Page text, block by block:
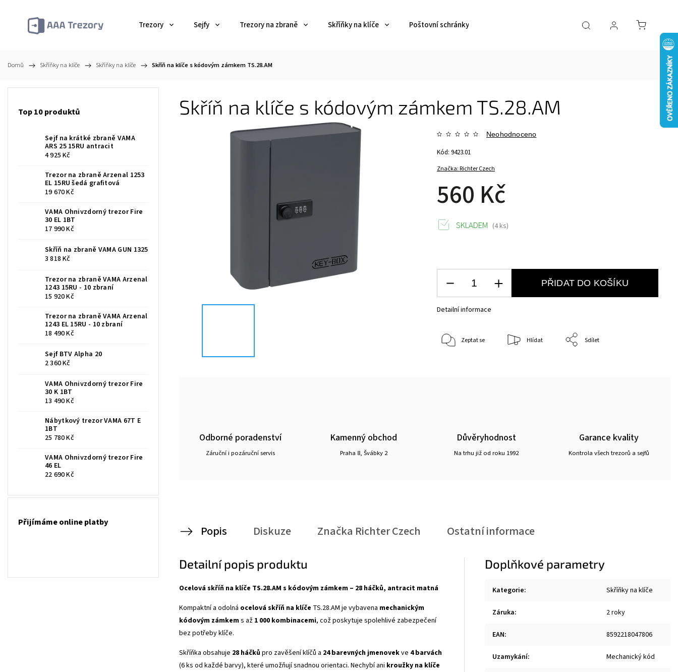
Trezory Sejfy Trezory na zbraně Skříňky na klíče Poštovní schránky Ostatní Akce
Domů / Skříňky na klíče / Skříňky na klíče / Skříň na klíče s kódovým zámkem TS.28.AM
Top 10 produktů
Sejf na krátké zbraně VAMA
ARS 25 15RU antracit
4 925 Kč
Trezor na zbraně Arzenal 1253
EL 15RU šedá grafitová
19 670 Kč
VAMA Ohnivzdorný trezor Fire
30 EL 1BT
17 990 Kč
Skříň na zbraně VAMA GUN 1325
3 818 Kč
Trezor na zbraně VAMA Arzenal
1243 15RU - 10 zbraní
15 920 Kč
Trezor na zbraně VAMA Arzenal
1243 EL 15RU - 10 zbraní
18 490 Kč
Sejf BTV Alpha 20
2 360 Kč
VAMA Ohnivzdorný trezor Fire
30 K 1BT
13 490 Kč
Nábytkový trezor VAMA 67T E
1BT
25 780 Kč
VAMA Ohnivzdorný trezor Fire
46 EL
22 690 Kč
Přijímáme online platby
Skříň na klíče s kódovým zámkem TS.28.AM
Značka:Richter Czech
Neohodnoceno
560 Kč
Kód: 9423.01
SKLADEM (4 ks)
PŘIDAT DO KOŠÍKU
Detailní informace
Zeptat se Hlídat Sdílet
Odborné poradenství
Záruční i pozáruční servis
Kamenný obchod
Praha 8, Švábky 2
Důvěryhodnost
Na trhu již od roku 1992
Garance kvality
Kontrola všech trezorů a sejfů
Popis Diskuze Značka Richter Czech Ostatní informace
Detailní popis produktu
Ocelová skříň na klíče TS.28.AM s kódovým zámkem – 28 háčků, antracit matná
Kompaktní a odolná ocelová skříň na klíče TS.28.AM je vybavena mechanickým
kódovým zámkems až 1 000 kombinacemi, což poskytuje spolehlivé zabezpečení
bez potřeby klíče.
Skříňka obsahuje 28 háčkůpro zavěšení klíčů a 24 barevných jmenovekve 4 barvách
(6 ks od každé barvy), které umožňují snadnou orientaci. Nechybí ani kroužky na klíče
Doplňkové parametry
Kategorie: Skříňky na klíče
Záruka: 2 roky
EAN: 8592218047806
Uzamykání: Mechanický kód